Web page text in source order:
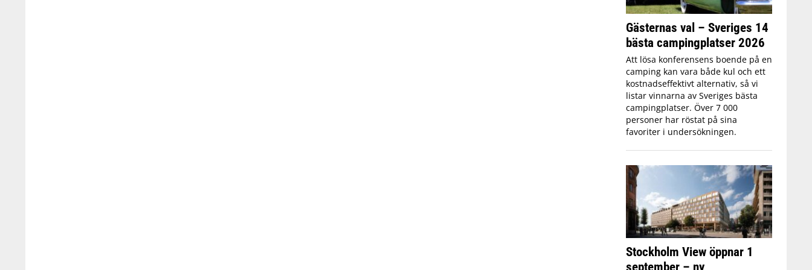
Gästernas val – Sveriges 14
bästa campingplatser 2026
Att lösa konferensens boende på en
camping kan vara både kul och ett
kostnadseffektivt alternativ, så vi
listar vinnarna av Sveriges bästa
campingplatser. Över 7 000
personer har röstat på sina
favoriter i undersökningen.
Stockholm View öppnar 1
september – ny